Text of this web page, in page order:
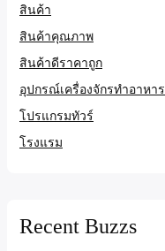
สินค้า
สินค้าคุณภาพ
สินค้าดีราคาถูก
อุปกรณ์เครื่องจักรทำอาหาร
โปรแกรมทัวร์
โรงแรม
Recent Buzzs